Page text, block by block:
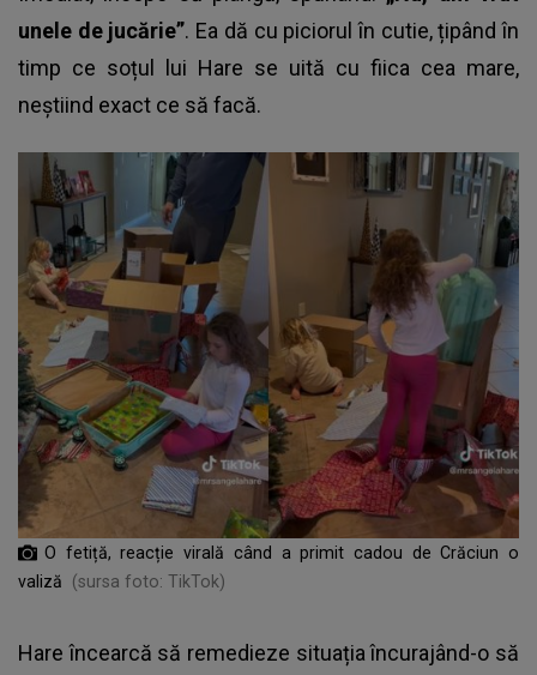
unele de jucărie”. Ea dă cu piciorul în cutie, țipând în
timp ce soțul lui Hare se uită cu fiica cea mare,
neștiind exact ce să facă.
O fetiță, reacție virală când a primit cadou de Crăciun o
valiză
(sursa foto: TikTok)
Hare încearcă să remedieze situația încurajând-o să